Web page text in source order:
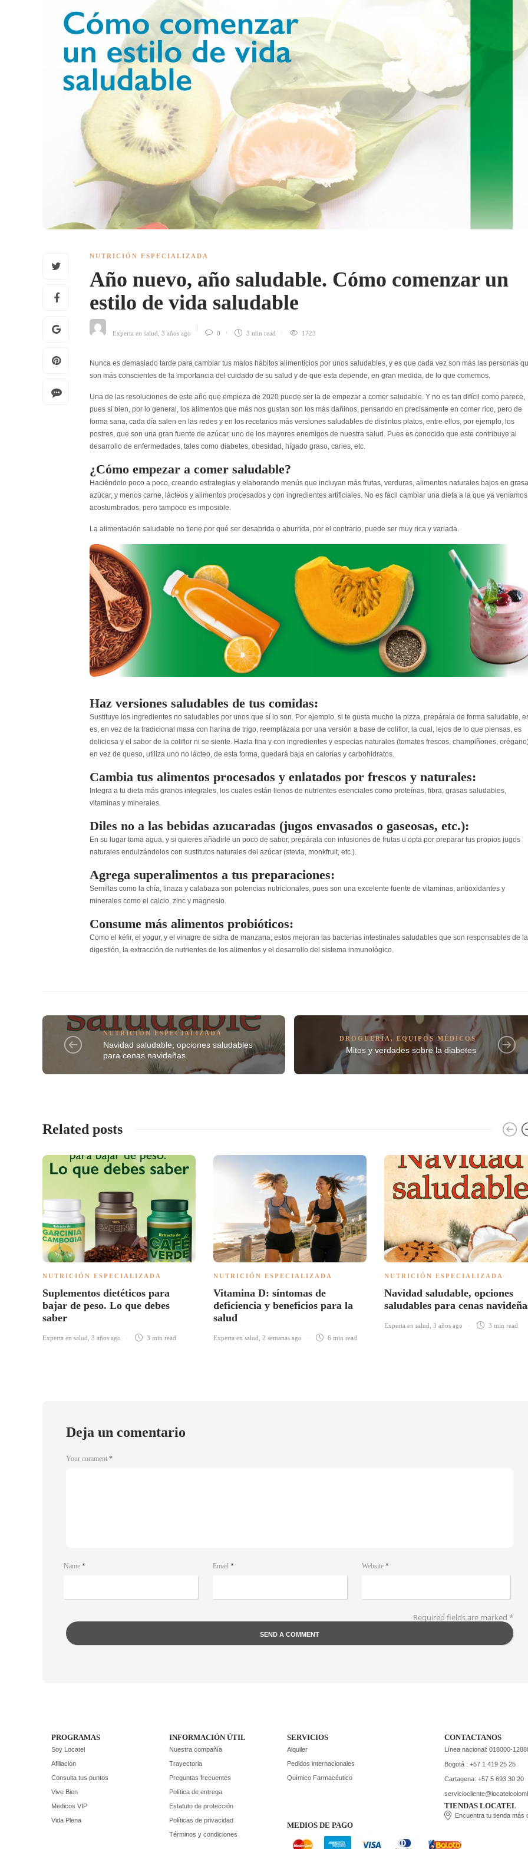
NUTRICIÓN ESPECIALIZADA
Año nuevo, año saludable. Cómo comenzar un
estilo de vida saludable
Experta en salud 3 años ago 0 3 min read 1723
Nunca es demasiado tarde para cambiar tus malos hábitos alimenticios por unos saludables, y es que cada vez son más las personas
son más conscientes de la importancia del cuidado de su salud y de que esta depende, en gran medida, de lo que comemos.
Una de las resoluciones de este año que empieza de 2020 puede ser la de empezar a comer saludable. Y no es tan difícil como parece,
pues si bien, por lo general, los alimentos que más nos gustan son los más dañinos, pensando en precisamente en comer rico, pero de
forma sana, cada día salen en las redes y en los recetarios más versiones saludables de distintos platos, entre ellos, por ejemplo, los
postres, que son una gran fuente de azúcar, uno de los mayores enemigos de nuestra salud. Pues es conocido que este contribuye al
desarrollo de enfermedades, tales como diabetes, obesidad, hígado graso, caries, etc.
¿Cómo empezar a comer saludable?
Haciéndolo poco a poco, creando estrategias y elaborando menús que incluyan más frutas, verduras, alimentos naturales bajos en
azúcar, y menos carne, lácteos y alimentos procesados y con ingredientes artificiales. No es fácil cambiar una dieta a la que ya veníamos
acostumbrados, pero tampoco es imposible.
La alimentación saludable no tiene por qué ser desabrida o aburrida, por el contrario, puede ser muy rica y variada.
Haz versiones saludables de tus comidas:
Sustituye los ingredientes no saludables por unos que sí lo son. Por ejemplo, si te gusta mucho la pizza, prepárala de forma saludable,
es, en vez de la tradicional masa con harina de trigo, reemplázala por una versión a base de coliflor, la cual, lejos de lo que piensas, es
deliciosa y el sabor de la coliflor ni se siente. Hazla fina y con ingredientes y especias naturales (tomates frescos, champiñones,
en vez de queso, utiliza uno no lácteo, de esta forma, quedará baja en calorías y carbohidratos.
Cambia tus alimentos procesados y enlatados por frescos y naturales:
Integra a tu dieta más granos integrales, los cuales están llenos de nutrientes esenciales como proteínas, fibra, grasas saludables,
vitaminas y minerales.
Diles no a las bebidas azucaradas (jugos envasados o gaseosas, etc.):
En su lugar toma agua, y si quieres añadirle un poco de sabor, prepárala con infusiones de frutas u opta por preparar tus propios jugos
naturales endulzándolos con sustitutos naturales del azúcar (stevia monkfruit , etc.).
Agrega superalimentos a tus preparaciones:
Semillas como la chía, linaza y calabaza son potencias nutricionales, pues son una excelente fuente de vitaminas, antioxidantes y
minerales como el calcio, zinc y magnesio.
Consume más alimentos probióticos:
Como el kéfir, el yogur, y el vinagre de sidra de manzana; estos mejoran las bacterias intestinales saludables que son responsables de la
digestión, la extracción de nutrientes de los alimentos y el desarrollo del sistema inmunológico.
NUTRICIÓN ESPECIALIZADA
Navidad saludable, opciones saludables
para cenas navideñas
DROGUERÍA,EQUIPOS MÉDICOS
Mitos y verdades sobre la diabetes
Related posts
NUTRICIÓN ESPECIALIZADA
Suplementos dietéticos para
bajar de peso. Lo que debes
saber
Experta en salud 3 años ago 3 min read
NUTRICIÓN ESPECIALIZADA
Vitamina D: síntomas de
deficiencia y beneficios para la
salud
Experta en salud 2 semanas ago 6 min read
NUTRICIÓN ESPECIALIZADA
Navidad saludable, opciones
saludables para cenas
Experta en salud 3 años ago 3 min read
Deja un comentario
Your comment *
Name * Email * Website *
Required fields are marked*
PROGRAMAS
Soy Locatel
Afiliación
Consulta tus puntos
Vive Bien
Medicos VIP
Vida Plena
INFORMACIÓN ÚTIL
Nuestra compañía
Trayectoria
Preguntas frecuentes
Política de entrega
Estatuto de protección
Políticas de privacidad
Términos y condiciones
SERVICIOS
Alquiler
Pedidos internacionales
Químico Farmacéutico
CONTACTANOS
Línea nacional: 018000-
Bogotá : +57 1 419 25 25
Cartagena: +57 5 693 30 20
TIENDAS LOCATEL
Encuentra tu tienda más
MEDIOS DE PAGO